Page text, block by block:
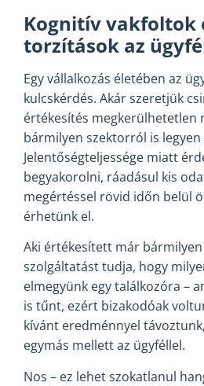
Kognitív vakfoltok
torzítások az
Egy vállalkozás életében az
kulcskérdés. Akár szeretjük
értékesítés megkerülhetetlen
bármilyen szektorról is legyen
Jelentőségteljessége miatt
begyakorolni, ráadásul kis
megértéssel rövid időn belül
érhetünk el.
Aki értékesített már
szolgáltatást tudja, hogy
elmegyünk egy találkozóra –
is tűnt, ezért bizakodóak
kívánt eredménnyel
egymás mellett az ügyféllel.
Nos – ez lehet szokatlanul